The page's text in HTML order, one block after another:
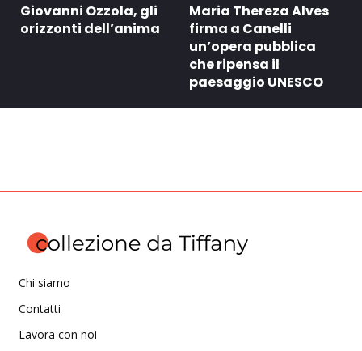
Giovanni Ozzola, gli
orizzonti dell’anima
Maria Thereza Alves
firma a Canelli
un’opera pubblica
che ripensa il
paesaggio UNESCO
Chi siamo
Contatti
Lavora con noi